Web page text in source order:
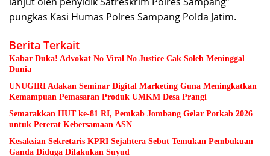
pungkas Kasi Humas Polres Sampang Polda Jatim.
Berita Terkait
Kabar Duka! Advokat No Viral No Justice Cak Soleh Meninggal
Dunia
UNUGIRI Adakan Seminar Digital Marketing Guna Meningkatkan
Kemampuan Pemasaran Produk UMKM Desa Prangi
Semarakkan HUT ke-81 RI, Pemkab Jombang Gelar Porkab 2026
untuk Pererat Kebersamaan ASN
Kesaksian Sekretaris KPRI Sejahtera Sebut Temukan Pembukuan
Ganda Diduga Dilakukan Suyud